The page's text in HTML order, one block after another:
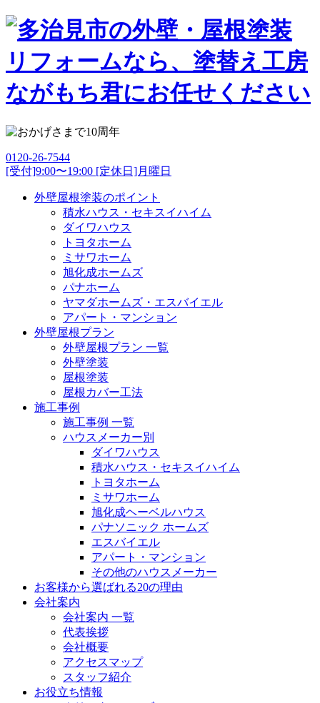
0120-26-7544
[受付]9:00〜19:00 [定休日]月曜日
外壁屋根塗装のポイント
積水ハウス・セキスイハイム
ダイワハウス
トヨタホーム
ミサワホーム
旭化成ホームズ
パナホーム
ヤマダホームズ・エスバイエル
アパート・マンション
外壁屋根プラン
外壁屋根プラン 一覧
外壁塗装
屋根塗装
屋根カバー工法
施工事例
施工事例 一覧
ハウスメーカー別
ダイワハウス
積水ハウス・セキスイハイム
トヨタホーム
ミサワホーム
旭化成ヘーベルハウス
パナソニック ホームズ
エスバイエル
アパート・マンション
その他のハウスメーカー
お客様から選ばれる20の理由
会社案内
会社案内 一覧
代表挨拶
会社概要
アクセスマップ
スタッフ紹介
お役立ち情報